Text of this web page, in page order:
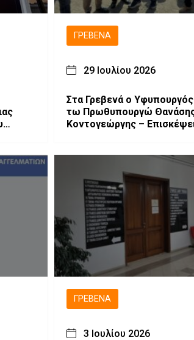
ΓΡΕΒΕΝΆ
29 Ιουλίου 2026
Στα Γρεβενά ο
τω Πρωθυπουργώ
Κοντογεώργης –
ΓΡΕΒΕΝΆ
3 Ιουλίου 2026